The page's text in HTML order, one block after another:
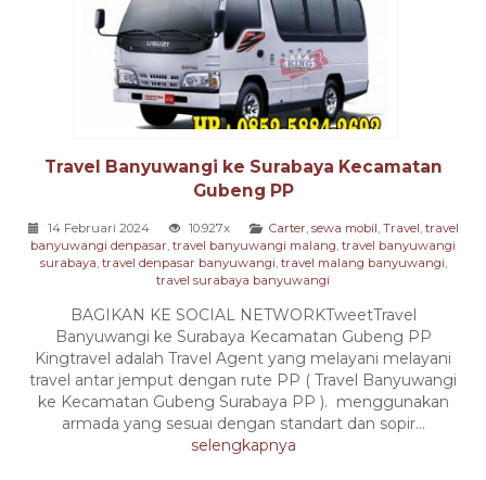
Travel Banyuwangi ke Surabaya Kecamatan
Gubeng PP
14 Februari 2024 10.927x Carter sewa mobil Travel travel
banyuwangi denpasar travel banyuwangi malang travel banyuwangi
surabaya travel denpasar banyuwangi travel malang banyuwangi
travel surabaya banyuwangi
BAGIKAN KE SOCIAL NETWORKTweetTravel
Banyuwangi ke Surabaya Kecamatan Gubeng PP
Kingtravel adalah Travel Agent yang melayani melayani
travel antar jemput dengan rute PP ( Travel Banyuwangi
ke Kecamatan Gubeng Surabaya PP ). menggunakan
armada yang sesuai dengan standart dan sopir...
selengkapnya